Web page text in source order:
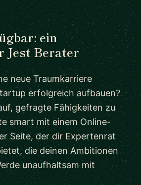
ein
Jest Berater
neue Traumkarriere
erfolgreich aufbauen?
gefragte Fähigkeiten zu
smart mit einem Online-
Seite, der dir Expertenrat
die deinen Ambitionen
unaufhaltsam mit